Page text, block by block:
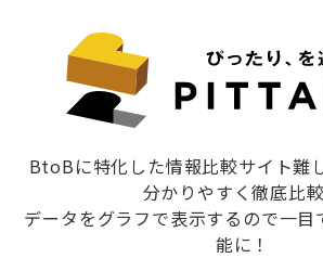
BtoBに特化した情報比較サイト難
分かりやすく徹底比較
データをグラフで表示するので一目
能に！